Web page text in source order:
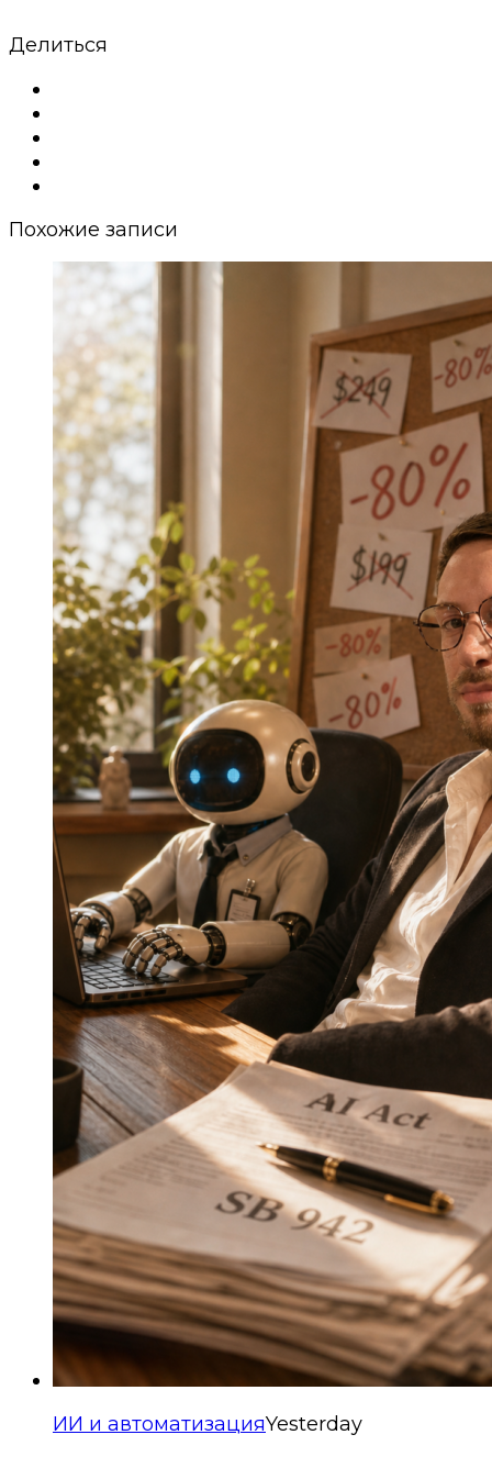
Делиться
Похожие записи
ИИ и автоматизацияYesterday